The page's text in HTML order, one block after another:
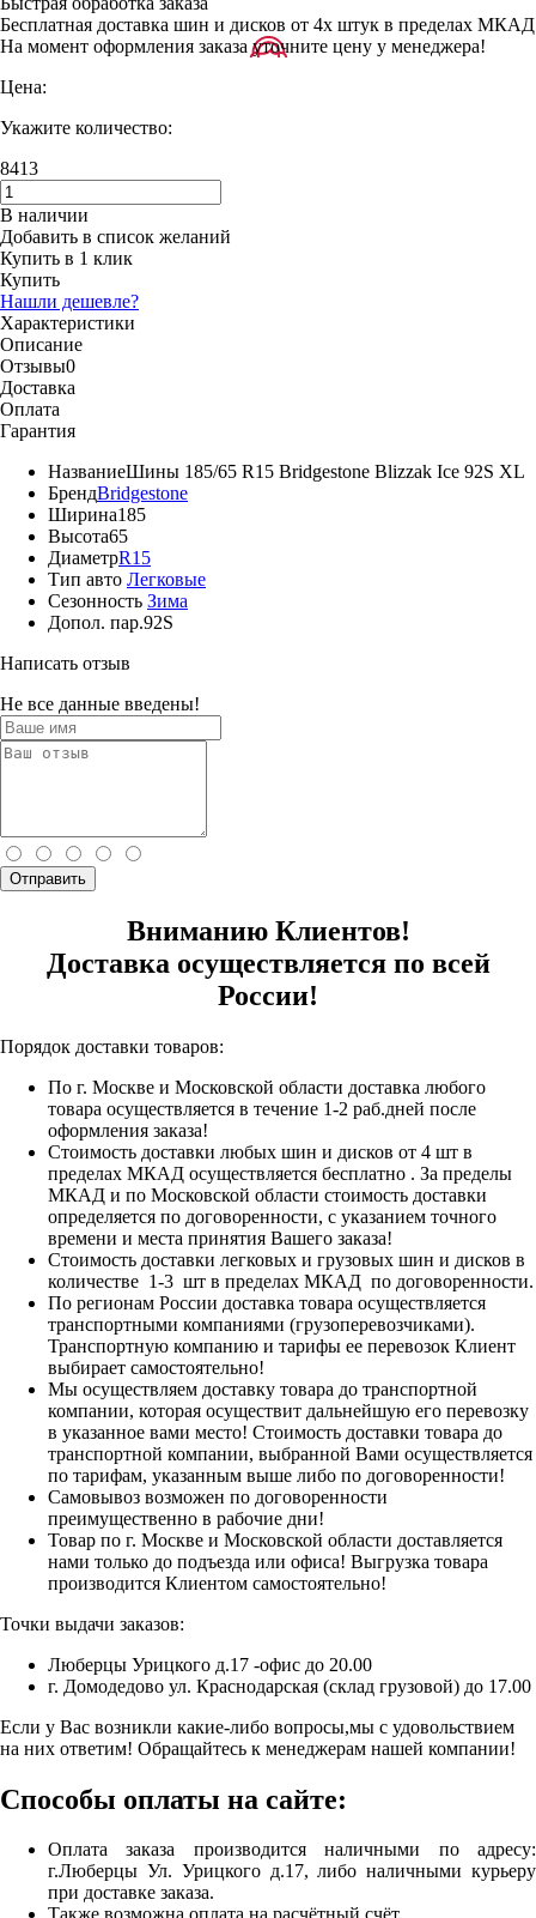
Бесплатная доставка шин и дисков от 4х штук в пределах МКАД
На момент оформления заказа уточните цену у менеджера!
Цена:
Укажите количество:
8413
В наличии
Добавить в список желаний
Купить в 1 клик
Купить
Нашли дешевле?
Характеристики
Описание
Отзывы0
Доставка
Оплата
Гарантия
НазваниеШины 185/65 R15 Bridgestone Blizzak Ice 92S XL
БрендBridgestone
Ширина185
Высота65
ДиаметрR15
Тип авто Легковые
Сезонность Зима
Допол. пар.92S
Написать отзыв
Не все данные введены!
Отправить
Вниманию Клиентов!
Доставка осуществляется по всей
России!
Порядок доставки товаров:
По г. Москве и Московской области доставка любого
товара осуществляется в течение 1-2 раб.дней после
оформления заказа!
Стоимость доставки любых шин и дисков от 4 шт в
пределах МКАД осуществляется бесплатно . За пределы
МКАД и по Московской области стоимость доставки
определяется по договоренности, с указанием точного
времени и места принятия Вашего заказа!
Стоимость доставки легковых и грузовых шин и дисков в
количестве 1-3 шт в пределах МКАД по договоренности.
По регионам России доставка товара осуществляется
транспортными компаниями (грузоперевозчиками).
Транспортную компанию и тарифы ее перевозок Клиент
выбирает самостоятельно!
Мы осуществляем доставку товара до транспортной
компании, которая осуществит дальнейшую его перевозку
в указанное вами место! Стоимость доставки товара до
транспортной компании, выбранной Вами осуществляется
по тарифам, указанным выше либо по договоренности!
Самовывоз возможен по договоренности
преимущественно в рабочие дни!
Товар по г. Москве и Московской области доставляется
нами только до подъезда или офиса! Выгрузка товара
производится Клиентом самостоятельно!
Точки выдачи заказов:
Люберцы Урицкого д.17 -офис до 20.00
г. Домодедово ул. Краснодарская (склад грузовой) до 17.00
Если у Вас возникли какие-либо вопросы,мы с удовольствием
на них ответим! Обращайтесь к менеджерам нашей компании!
Способы оплаты на сайте:
Оплата заказа производится наличными по адресу:
г.Люберцы Ул. Урицкого д.17, либо наличными курьеру
при доставке заказа.